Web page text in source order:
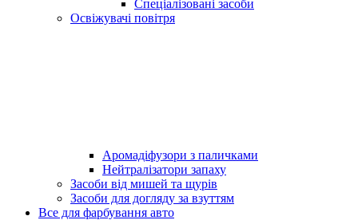
Спеціалізовані засоби
Освіжувачі повітря
Аромадіфузори з паличками
Нейтралізатори запаху
Засоби від мишей та щурів
Засоби для догляду за взуттям
Все для фарбування авто